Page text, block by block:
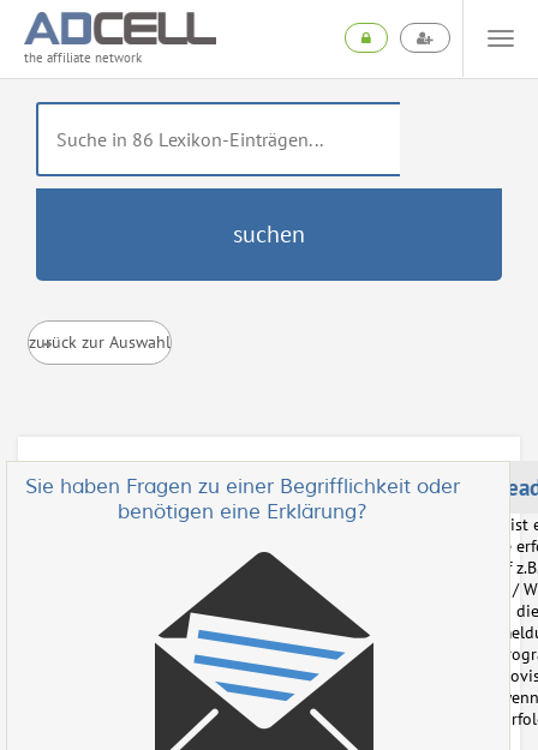
the affiliate network
suchen
zurück zur Auswahl
Cost-per-
Cost-per-Lead
dieser Variante
seiner User auf
des Merchants /
diese Aktionen
Lead
erhält keine
sondern erst
vordefinierte
Sie haben Fragen zu einer Begrifflichkeit oder
benötigen eine Erklärung?